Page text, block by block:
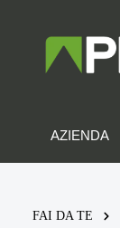
AZIENDA
FAI DA TE